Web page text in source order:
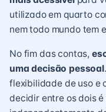
utilizado em quarto
nem todo mundo tem
No fim das contas,
uma decisão pessoal
flexibilidade de uso e
decidir entre os dois é